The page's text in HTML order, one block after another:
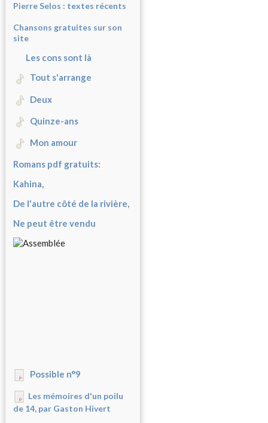
Pierre Selos : textes récents
Chansons gratuites sur son
site
Les cons sont là
Tout s'arrange
Deux
Quinze-ans
Mon amour
Romans pdf gratuits:
Kahina,
De l'autre côté de la rivière,
Ne peut être vendu
Possible n°9
Les mémoires d'un poilu
de 14, par Gaston Hivert